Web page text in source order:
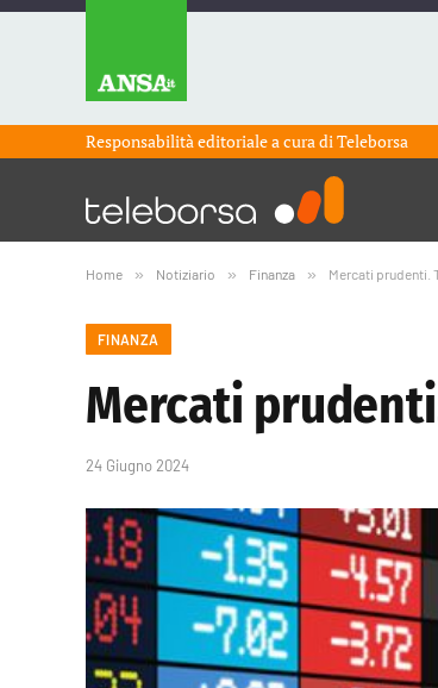
Responsabilità editoriale a cura diTeleborsa
Home » Notiziario » Finanza » Mercati prudenti.
FINANZA
Mercati
24 Giugno 2024